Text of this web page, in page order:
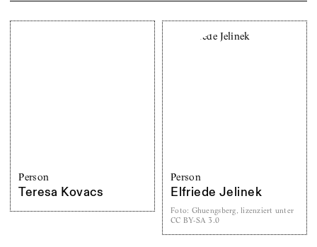
Person
Teresa Kovacs
Person
Elfriede Jelinek
Foto: Ghuengsberg, lizenziert unter
CC BY-SA 3.0